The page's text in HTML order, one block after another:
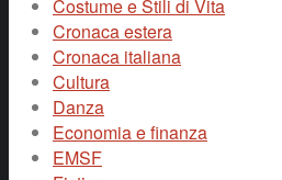
Costume e Stili di Vita
Cronaca estera
Cronaca italiana
Cultura
Danza
Economia e finanza
EMSF